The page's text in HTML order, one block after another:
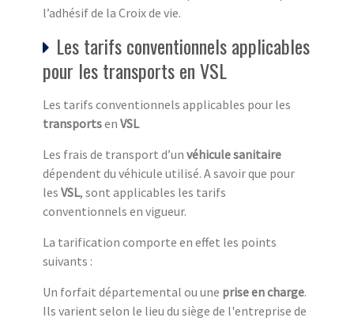
l’adhésif de la Croix de vie.
Les tarifs conventionnels applicables
pour les transports en VSL
Les tarifs conventionnels applicables pour les
transportsen VSL
Les frais de transport d’un véhicule sanitaire
dépendent du véhicule utilisé. A savoir que pour
les VSL, sont applicables les tarifs
conventionnels en vigueur.
La tarification comporte en effet les points
suivants :
Un forfait départemental ou une prise en charge.
Ils varient selon le lieu du siège de l'entreprise de